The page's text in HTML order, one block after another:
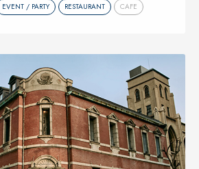
EVENT / PARTY RESTAURANT CAFE